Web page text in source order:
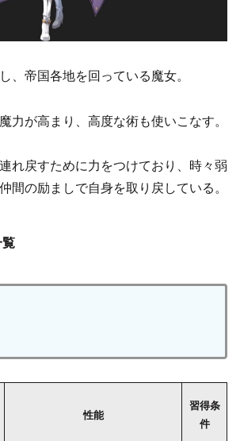
、帝国各地を回っている魔女。
力が高まり、高度な術も使いこなす。
れ戻すために力をつけており、時々弱
間の励ましで自身を取り戻している。
性能
習得条
件